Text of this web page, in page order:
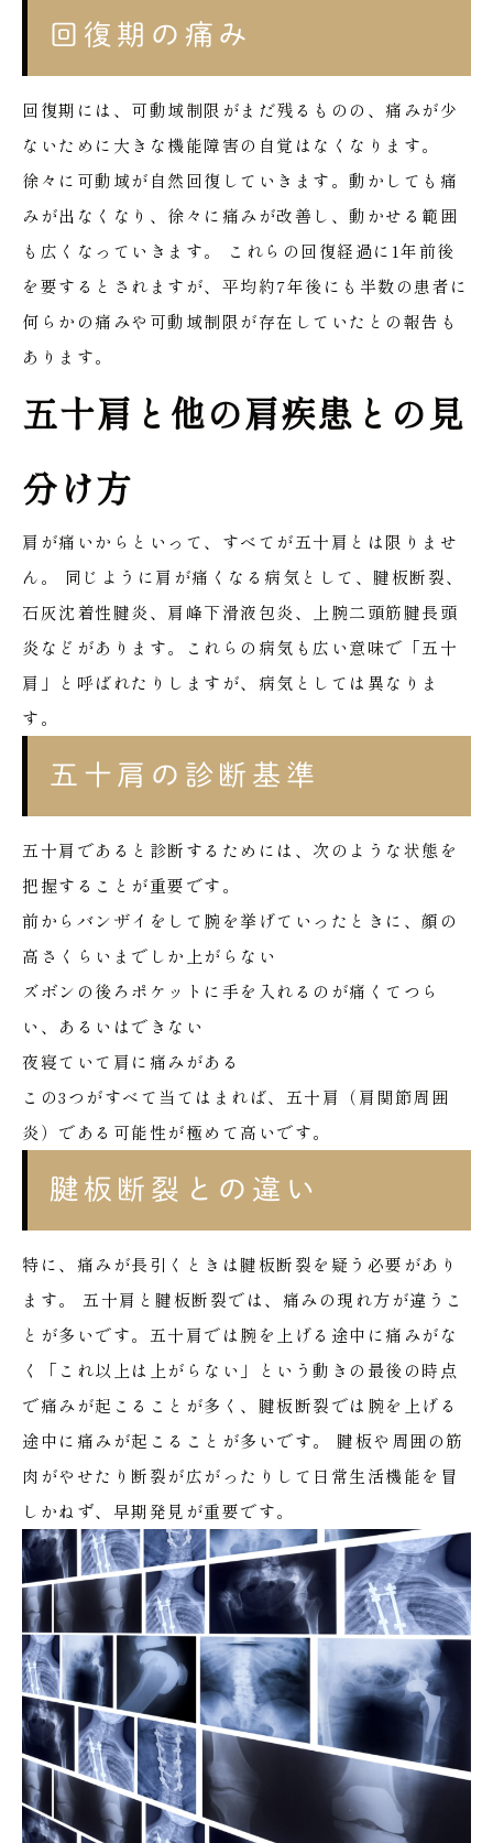
回復期の痛み
回復期には、可動域制限がまだ残るものの、痛みが少
ないために大きな機能障害の自覚はなくなります。
徐々に可動域が自然回復していきます。動かしても痛
みが出なくなり、徐々に痛みが改善し、動かせる範囲
も広くなっていきます。
これらの回復経過に1年前後
を要するとされますが、平均約7年後にも半数の患者に
何らかの痛みや可動域制限が存在していたとの報告も
あります。
五十肩と他の肩疾患との見
分け方
肩が痛いからといって、すべてが五十肩とは限りませ
ん。
同じように肩が痛くなる病気として、腱板断裂、
石灰沈着性腱炎、肩峰下滑液包炎、上腕二頭筋腱長頭
炎などがあります。これらの病気も広い意味で「五十
肩」と呼ばれたりしますが、病気としては異なりま
す。
五十肩の診断基準
五十肩であると診断するためには、次のような状態を
把握することが重要です。
前からバンザイをして腕を挙げていったときに、顔の
高さくらいまでしか上がらない
ズボンの後ろポケットに手を入れるのが痛くてつら
い、あるいはできない
夜寝ていて肩に痛みがある
この3つがすべて当てはまれば、五十肩（肩関節周囲
炎）である可能性が極めて高いです。
腱板断裂との違い
特に、痛みが長引くときは腱板断裂を疑う必要があり
ます。
五十肩と腱板断裂では、痛みの現れ方が違うこ
とが多いです。五十肩では腕を上げる途中に痛みがな
く「これ以上は上がらない」という動きの最後の時点
で痛みが起こることが多く、腱板断裂では腕を上げる
途中に痛みが起こることが多いです。
腱板や周囲の筋
肉がやせたり断裂が広がったりして日常生活機能を冒
しかねず、早期発見が重要です。